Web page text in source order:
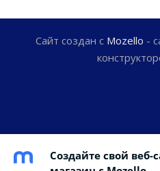
Сайт создан с Mozello -
Создайте свой веб-